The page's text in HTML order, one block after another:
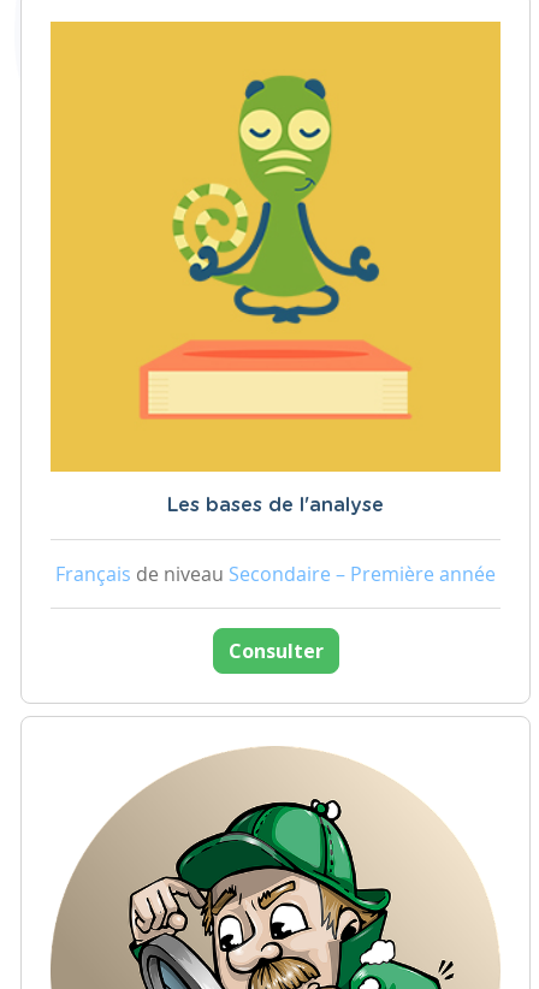
Les bases de l'analyse
Français de niveau Secondaire – Première année
Consulter